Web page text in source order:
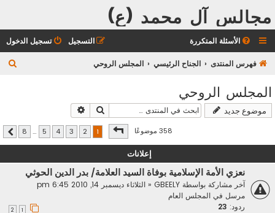
مجالس آل محمد (ع)
الأسئلة المتكررة تسجيل الدخول التسجيل
فهرس المنتدى الجناح الرئيسي المجلس الروحي
ب
المجلس الروحي
موضوع جديد بحث
358 موضوعًا صفحة من8
2
3
4
5
…
8 التالي
إعلانات
نعزي الأمة الإسلامية بوفاة السيد العلامة/ بدر الدين الحوثي
آخر مشاركة بواسطة GBEELY
« الثلاثاء ديسمبر 14, 2010 6:45 pm
مرسل في المجلس العام
ردود: 23